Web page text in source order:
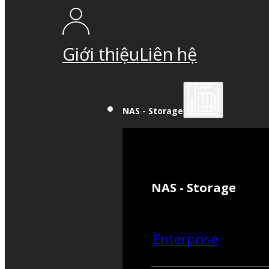
Giới thiệuLiên hệ
NAS - Storage
NAS - Storage
Enterprise